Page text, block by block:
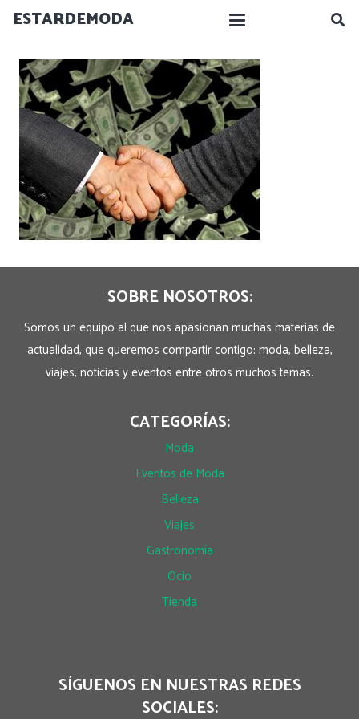
ESTARDEMODA
SOBRE NOSOTROS:
Somos un equipo al que nos apasionan muchas materias de
actualidad, que queremos compartir contigo: moda, belleza,
viajes, noticias y eventos entre otros muchos temas.
CATEGORÍAS:
Moda
Eventos de Moda
Belleza
Viajes
Gastronomía
Ocio
Tienda
SÍGUENOS EN NUESTRAS REDES
SOCIALES: